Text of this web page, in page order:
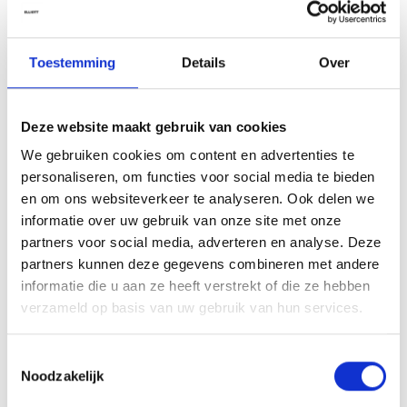
Toestemming Details Over
Deze website maakt gebruik van cookies
We gebruiken cookies om content en advertenties te
personaliseren, om functies voor social media te bieden
en om ons websiteverkeer te analyseren. Ook delen we
informatie over uw gebruik van onze site met onze
partners voor social media, adverteren en analyse. Deze
partners kunnen deze gegevens combineren met andere
informatie die u aan ze heeft verstrekt of die ze hebben
verzameld op basis van uw gebruik van hun services.
Noodzakelijk
Tip van onze kappers
Gebruik de Cosmic Blow-Dry Jelly als primer voor een gladde,
pluisvrije föhnstijl of als stylinggel voor een trendy wet look. Ideaal
om textuur te definiëren en het haar langdurig zacht en handelbaar
Aqua (Water, Eau), Glycerin, PVP, Zea Mays (Corn) Starch,
Phenoxyethanol, Acrylates/Steareth-20 Methacrylate Crosspolymer,
Inulin, PEG-40 Hydrogenated Castor Oil, Aminomethyl Propanol,
Aureobasidium Pullulans Ferment Extract, Ethylhexyl Triazone,
Parfum (Fragrance), Panthenol, Ethylhexylglycerin, Geraniol, Linalool,
Sodium Benzoate, Euterpe Oleracea (Açaï) Fruit Extract, Potassium
*Ingrediënten en verpakking kunnen wijzigen. Raadpleeg steeds de